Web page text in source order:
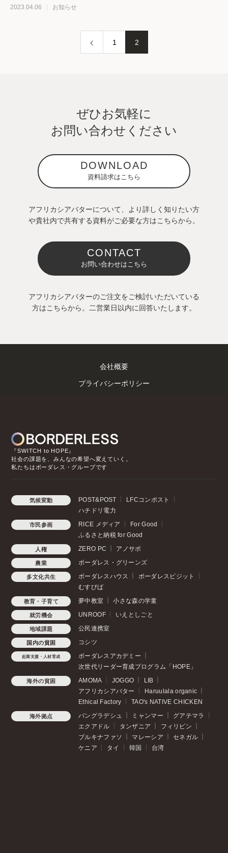
2023.04.06 お知らせ
1 2
ぜひお気軽に
お問い合わせください
DOWNLOAD
資料請求はこちら
アフリカシアバターについて、より詳しく知りたい方
や貴社内で共有する資料がご必要な方はこちらから。
CONTACT
お問い合わせはこちら
アフリカシアバターのご注文をご検討いただいている
方はこちらから。二営業日以内に回答いたします。
会社概要
プライバシーポリシー
『SWITCH to HOPE』
社会の課題を、みんなの希望へ変えていく。
私たちはボーダレス・グループです
気候変動 POST&POST
LFCコンポスト
ハチドリ電力
市民参画 RICE メディア
For Good
ふるさと納税 for Good
人権 ZERO PC アノサポ
農業 ボーダレス・グリーンズ
多文化共生 ボーダレスハウス
ボーダレスビジット
むすびば
教育・子育て 夢中教室 小さな森の学童
就労機会 UNROOF いえとしごと
地域課題 公民連携室
国内の貧困 コシツ
起業支援・人材育成
ボーダレスアカデミー
次世代リーダー育成プログラム「HOPE」
海外の貧困 AMOMA JOGGO
LIB
アフリカシアバター
Haruulala organic
Ethical Factory
TAO's NATIVE CHICKEN
海外拠点 バングラデシュ ミャンマー
グアテマラ
エクアドル
タンザニア
フィリピン
ブルキナファソ
マレーシア
セネガル
ケニア
タイ 韓国 台湾